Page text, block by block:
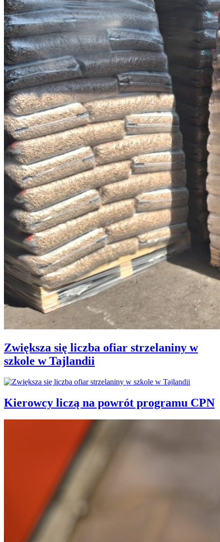
Zwiększa się liczba ofiar strzelaniny w
szkole w Tajlandii
Kierowcy liczą na powrót programu CPN